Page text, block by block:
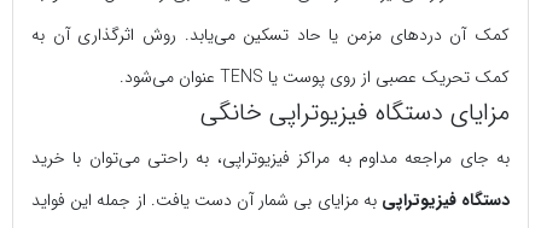
کمک آن دردهای مزمن یا حاد تسکین می‌یابد. روش اثرگذاری آن به
کمک تحریک عصبی از روی پوست یا TENS عنوان می‌شود.
مزایای دستگاه فیزیوتراپی خانگی
به جای مراجعه مداوم به مراکز فیزیوتراپی، به راحتی می‌توان با خرید
دستگاه فیزیوتراپی به مزایای بی شمار آن دست یافت. از جمله این فواید